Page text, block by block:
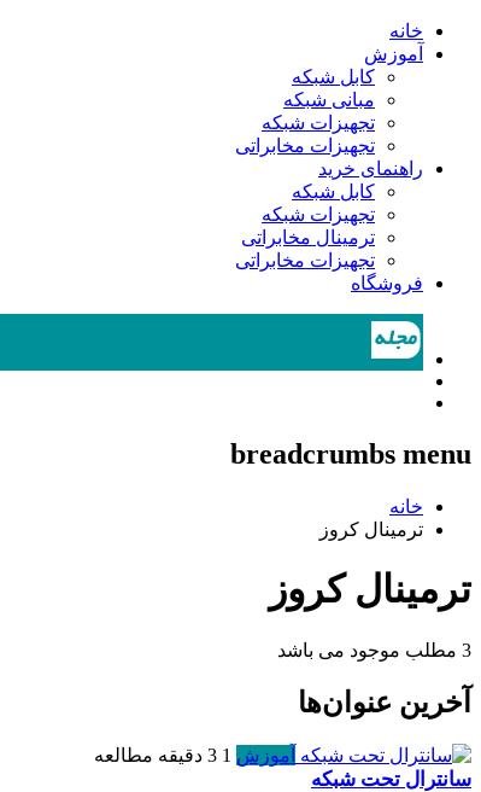
خانه
آموزش
کابل شبکه
مبانی شبکه
تجهیزات شبکه
تجهیزات مخابراتی
راهنمای خرید
کابل شبکه
تجهیزات شبکه
ترمینال مخابراتی
تجهیزات مخابراتی
فروشگاه
breadcrumbs menu
خانه
ترمینال کروز
ترمینال کروز
3 مطلب موجود می باشد
آخرین عنوان‌ها
آموزش 1 3 دقیقه مطالعه
سانترال تحت شبکه